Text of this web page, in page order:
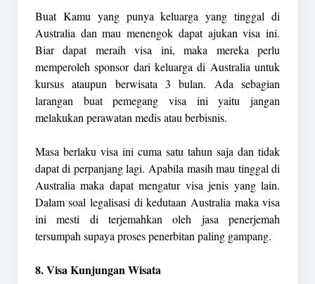
Buat Kamu yang punya keluarga yang tinggal di
Australia dan mau menengok dapat ajukan visa ini.
Biar dapat meraih visa ini, maka mereka perlu
memperoleh sponsor dari keluarga di Australia untuk
kursus ataupun berwisata 3 bulan. Ada sebagian
larangan buat pemegang visa ini yaitu jangan
melakukan perawatan medis atau berbisnis.
Masa berlaku visa ini cuma satu tahun saja dan tidak
dapat di perpanjang lagi. Apabila masih mau tinggal di
Australia maka dapat mengatur visa jenis yang lain.
Dalam soal legalisasi di kedutaan Australia maka visa
ini mesti di terjemahkan oleh jasa penerjemah
tersumpah supaya proses penerbitan paling gampang.
8. Visa Kunjungan Wisata